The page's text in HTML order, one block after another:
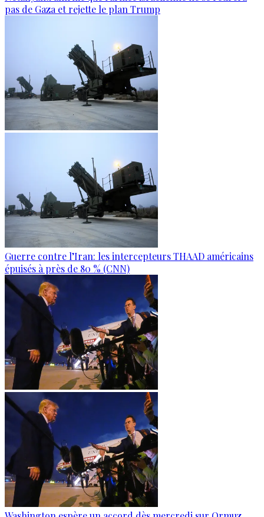
pas de Gaza et rejette le plan Trump
Guerre contre l’Iran: les intercepteurs THAAD américains
épuisés à près de 80 % (CNN)